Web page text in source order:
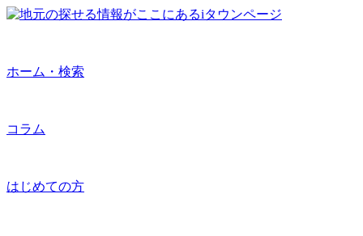
ホーム・検索
コラム
はじめての方